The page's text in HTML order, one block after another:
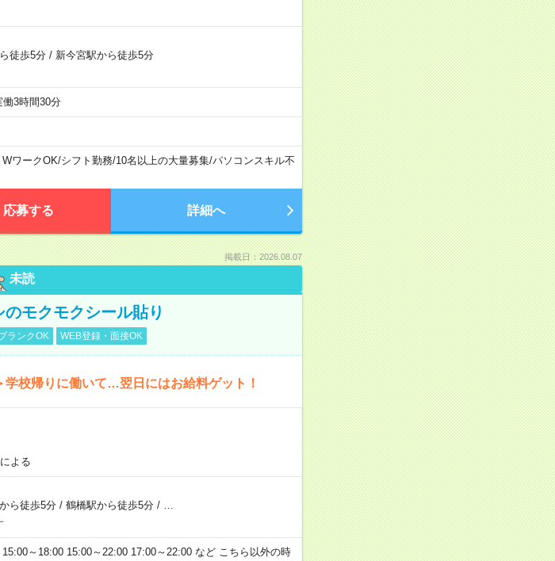
徒歩5分/ 新今宮駅から徒歩5分
働3時間30分
ワークOK/シフト勤務/10名以上の大量募集/パソコンスキル不
応募する 詳細へ
掲載日：2026.08.07
未読
モクモクシール貼り
ランクOK WEB登録・面接OK
学校帰りに働いて…翌日にはお給料ゲット！
よる
ら徒歩5分/ 鶴橋駅から徒歩5分/
～18:00 15:00～22:00 17:00～22:00 など こちら以外の時